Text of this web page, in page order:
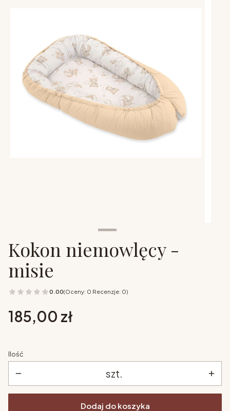
Kokon niemowlęcy -
misie
0.00(Oceny: 0 Recenzje: 0)
Cena
185,00 zł
Ilość
szt.
Dodaj do koszyka